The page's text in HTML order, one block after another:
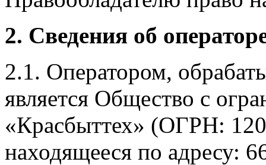
2. Сведения об
2.1. Оператором,
является Общество с
«Красбыттех» (ОГРН:
находящееся по адресу: